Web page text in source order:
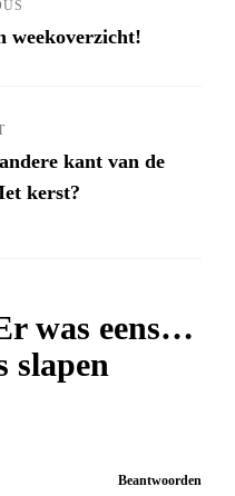
weekoverzicht!
kant van de
kerst?
was eens…
slapen
Beantwoorden